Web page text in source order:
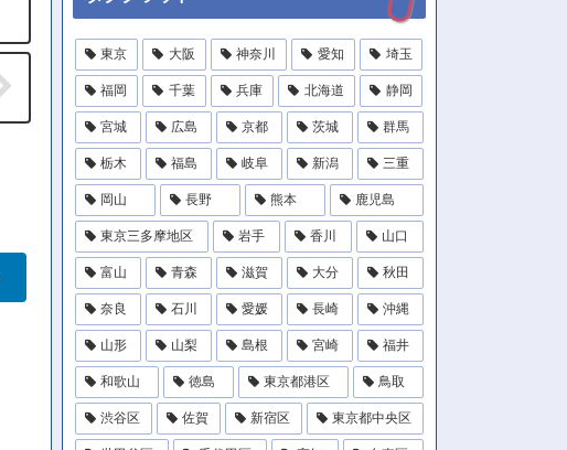
東京 大阪 神奈川 愛知 埼玉
福岡 千葉 兵庫 北海道 静岡
宮城 広島 京都 茨城 群馬
栃木 福島 岐阜 新潟 三重
岡山 長野 熊本 鹿児島
東京三多摩地区 岩手 香川 山口
富山 青森 滋賀 大分 秋田
奈良 石川 愛媛 長崎 沖縄
山形 山梨 島根 宮崎 福井
和歌山 徳島 東京都港区 鳥取
渋谷区 佐賀 新宿区 東京都中央区